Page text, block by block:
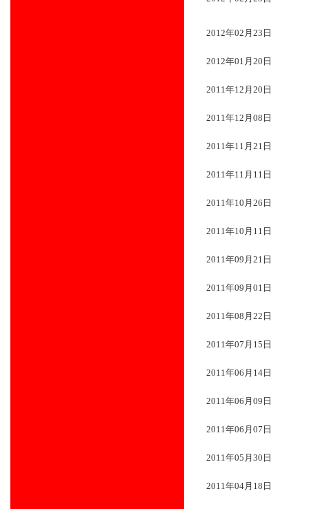
2012年02月23日
2012年01月20日
2011年12月20日
2011年12月08日
2011年11月21日
2011年11月11日
2011年10月26日
2011年10月11日
2011年09月21日
2011年09月01日
2011年08月22日
2011年07月15日
2011年06月14日
2011年06月09日
2011年06月07日
2011年05月30日
2011年04月18日